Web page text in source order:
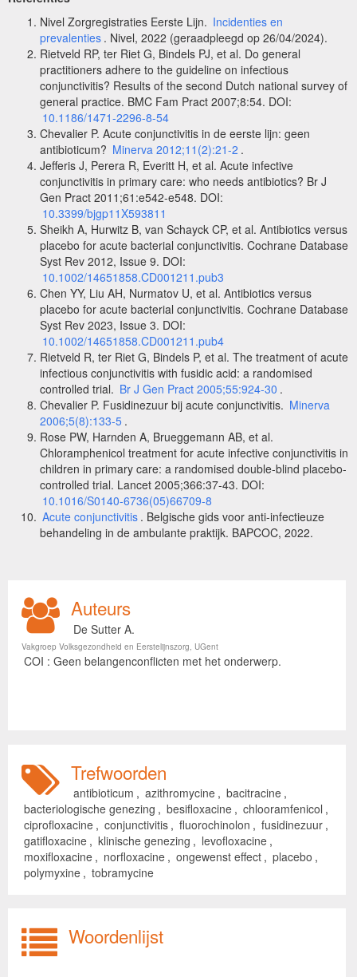
Nivel Zorgregistraties Eerste Lijn. Incidenties en
prevalenties . Nivel, 2022 (geraadpleegd op 26/04/2024).
Rietveld RP, ter Riet G, Bindels PJ, et al. Do general
practitioners adhere to the guideline on infectious
conjunctivitis? Results of the second Dutch national survey of
general practice. BMC Fam Pract 2007;8:54. DOI:
10.1186/1471-2296-8-54
Chevalier P. Acute conjunctivitis in de eerste lijn: geen
antibioticum? Minerva 2012;11(2):21-2 .
Jefferis J, Perera R, Everitt H, et al. Acute infective
conjunctivitis in primary care: who needs antibiotics? Br J
Gen Pract 2011;61:e542-e548. DOI:
10.3399/bjgp11X593811
Sheikh A, Hurwitz B, van Schayck CP, et al. Antibiotics versus
placebo for acute bacterial conjunctivitis. Cochrane Database
Syst Rev 2012, Issue 9. DOI:
10.1002/14651858.CD001211.pub3
Chen YY, Liu AH, Nurmatov U, et al. Antibiotics versus
placebo for acute bacterial conjunctivitis. Cochrane Database
Syst Rev 2023, Issue 3. DOI:
10.1002/14651858.CD001211.pub4
Rietveld R, ter Riet G, Bindels P, et al. The treatment of acute
infectious conjunctivitis with fusidic acid: a randomised
controlled trial. Br J Gen Pract 2005;55:924-30 .
Chevalier P. Fusidinezuur bij acute conjunctivitis. Minerva
2006;5(8):133-5 .
Rose PW, Harnden A, Brueggemann AB, et al.
Chloramphenicol treatment for acute infective conjunctivitis in
children in primary care: a randomised double-blind placebo-
controlled trial. Lancet 2005;366:37-43. DOI:
10.1016/S0140-6736(05)66709-8
Acute conjunctivitis . Belgische gids voor anti-infectieuze
behandeling in de ambulante praktijk. BAPCOC, 2022.
Auteurs
De Sutter A.
Vakgroep Volksgezondheid en Eerstelijnszorg, UGent
COI : Geen belangenconflicten met het onderwerp.
Trefwoorden
antibioticum , azithromycine , bacitracine ,
bacteriologische genezing , besifloxacine , chlooramfenicol ,
ciprofloxacine , conjunctivitis , fluorochinolon , fusidinezuur ,
gatifloxacine , klinische genezing , levofloxacine ,
moxifloxacine , norfloxacine , ongewenst effect , placebo ,
polymyxine , tobramycine
Woordenlijst